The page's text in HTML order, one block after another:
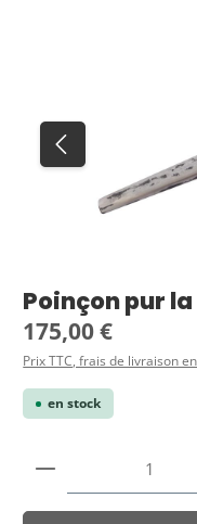
Poinçon pur
Prix régulier :
175,00 €
Prix TTC, frais de livraison
en stock
Quantité de